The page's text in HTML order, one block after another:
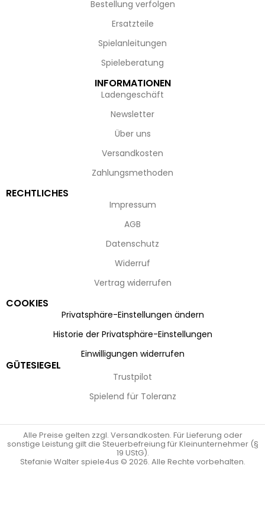
Bestellung verfolgen
Ersatzteile
Spielanleitungen
Spieleberatung
INFORMATIONEN
Ladengeschäft
Newsletter
Über uns
Versandkosten
Zahlungsmethoden
RECHTLICHES
Impressum
AGB
Datenschutz
Widerruf
Vertrag widerrufen
COOKIES
Privatsphäre-Einstellungen ändern
Historie der Privatsphäre-Einstellungen
Einwilligungen widerrufen
GÜTESIEGEL
Trustpilot
Spielend für Toleranz
Alle Preise gelten zzgl. Versandkosten. Für Lieferung oder
sonstige Leistung gilt die Steuerbefreiung für Kleinunternehmer (§
19 UStG).
Stefanie Walter spiele4us © 2026. Alle Rechte vorbehalten.